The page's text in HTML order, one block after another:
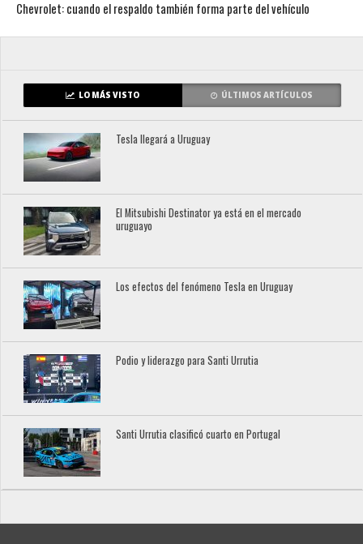
Chevrolet: cuando el respaldo también forma parte del vehículo
LO MÁS VISTO ÚLTIMOS ARTÍCULOS
Tesla llegará a Uruguay
El Mitsubishi Destinator ya está en el mercado
uruguayo
Los efectos del fenómeno Tesla en Uruguay
Podio y liderazgo para Santi Urrutia
Santi Urrutia clasificó cuarto en Portugal